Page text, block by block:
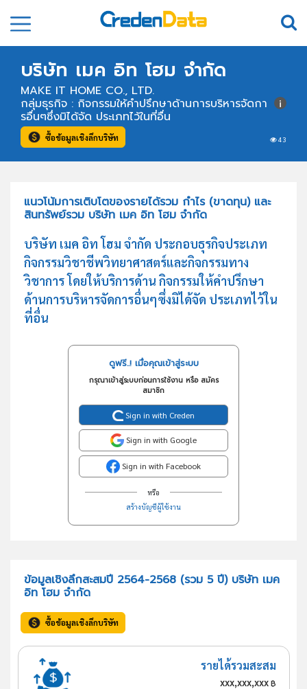
บริษัท เมค อิท โฮม จำกัด
MAKE IT HOME CO., LTD.
43
กลุ่มธุรกิจ : กิจกรรมให้คำปรึกษาด้านการบริหารจัดกา
รอื่นๆซึ่งมิได้จัด ประเภทไว้ในที่อื่น
ซื้อข้อมูลเชิงลึกบริษัท
แนวโน้มการเติบโตของรายได้รวม กำไร (ขาดทุน) และ
สินทรัพย์รวม บริษัท เมค อิท โฮม จำกัด
บริษัท เมค อิท โฮม จำกัด ประกอบธุรกิจประเภท
กิจกรรมวิชาชีพวิทยาศาสตร์และกิจกรรมทาง
วิชาการ โดยให้บริการด้าน กิจกรรมให้คำปรึกษา
ด้านการบริหารจัดการอื่นๆซึ่งมิได้จัด ประเภทไว้ใน
ที่อื่น
ดูฟรี..! เมื่อคุณเข้าสู่ระบบ
กรุณาเข้าสู่ระบบก่อนการใช้งาน หรือ สมัคร
สมาชิก
Sign in with Creden
Sign in with Google
Sign in with Facebook
หรือ
สร้างบัญชีผู้ใช้งาน
ข้อมูลเชิงลึกสะสมปี 2564-2568 (รวม 5 ปี) บริษัท เมค
อิท โฮม จำกัด
ซื้อข้อมูลเชิงลึกบริษัท
รายได้รวมสะสม
xxx,xxx,xxx฿